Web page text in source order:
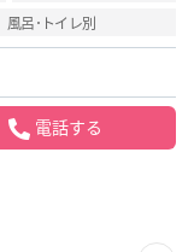
風呂･トイレ別
電話する